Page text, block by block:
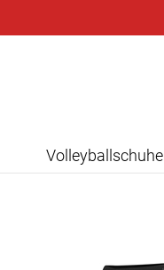
Volleyballschuhe